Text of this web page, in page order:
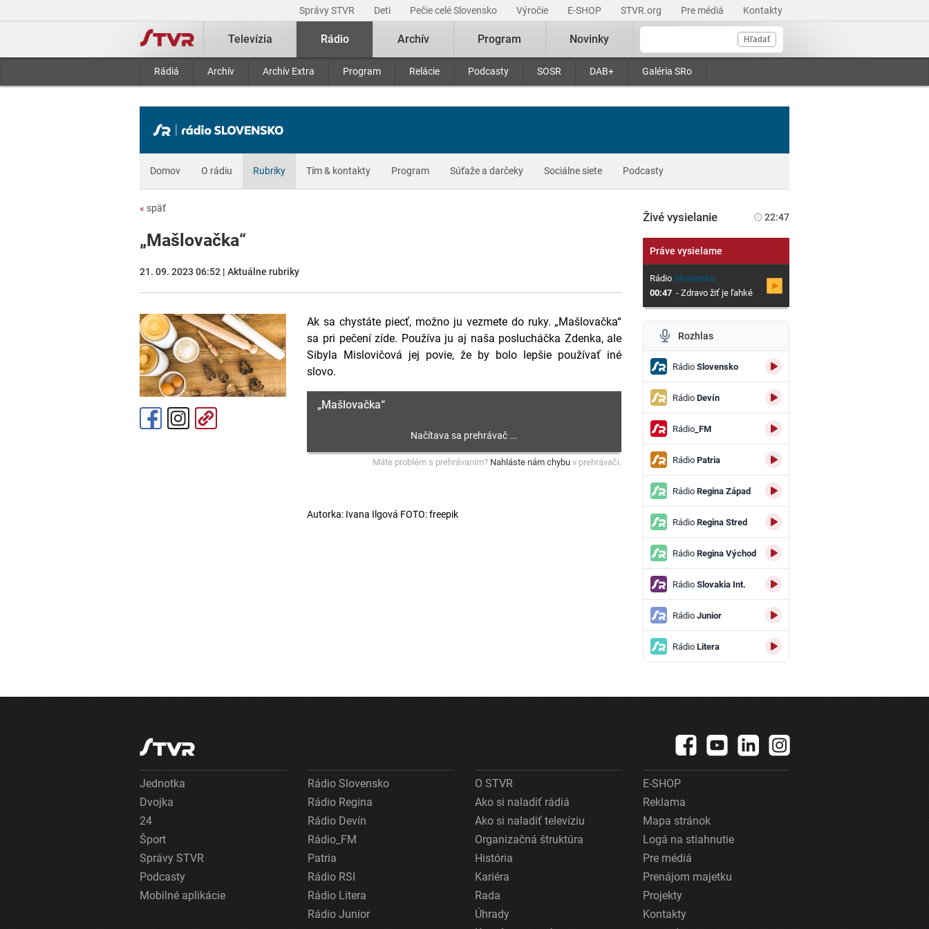
Správy STVR Deti Pečie celé Slovensko Výročie E-SHOP STVR.org Pre médiá Kontakty
Hľadať
Televízia Rádio
Rádiá Archív Archív Extra Program Relácie Podcasty SOSR DAB+ Galéria SRo
Archív Program Novinky
Domov O rádiu Rubriky Tím & kontakty Program Súťaže a darčeky Sociálne siete Podcasty
« späť
„Mašlovačka“
21. 09. 2023 06:52 | Aktuálne rubriky
Ak sa chystáte piecť, možno ju vezmete do ruky. „Mašlovačka“
sa pri pečení zíde. Používa ju aj naša poslucháčka Zdenka, ale
Sibyla Mislovičová jej povie, že by bolo lepšie používať iné
slovo.
„Mašlovačka“
Máte problém s prehrávaním? Nahláste nám chybu v prehrávači.
Autorka: Ivana Ilgová FOTO: freepik
Živé vysielanie 22:47
Práve vysielame
RádioSlovensko
00:47 - Zdravo žiť je ľahké
Rozhlas
RádioSlovensko
RádioDevín
Rádio_FM
RádioPatria
RádioRegina Západ
RádioRegina Stred
RádioRegina Východ
RádioSlovakia Int.
RádioJunior
RádioLitera
Jednotka
Dvojka
24
Šport
Správy STVR
Podcasty
Mobilné aplikácie
Rádio Slovensko
Rádio Regina
Rádio Devín
Rádio_FM
Patria
Rádio RSI
Rádio Litera
Rádio Junior
O STVR
Ako si naladiť rádiá
Ako si naladiť televíziu
Organizačná štruktúra
História
Kariéra
Rada
Úhrady
E-SHOP
Reklama
Mapa stránok
Logá na stiahnutie
Pre médiá
Prenájom majetku
Projekty
Kontakty